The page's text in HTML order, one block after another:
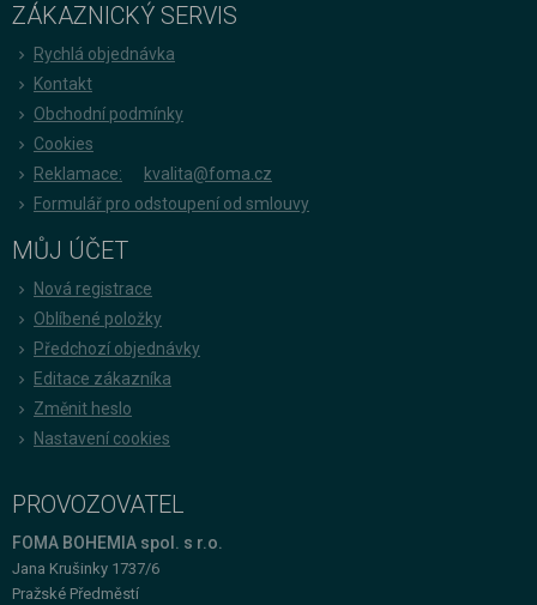
ZÁKAZNICKÝ SERVIS
Rychlá objednávka
Kontakt
Obchodní podmínky
Cookies
Reklamace:
kvalita@foma.cz
Formulář pro odstoupení od smlouvy
MŮJ ÚČET
Nová registrace
Oblíbené položky
Předchozí objednávky
Editace zákazníka
Změnit heslo
Nastavení cookies
PROVOZOVATEL
FOMA BOHEMIA spol. s r.o.
Jana Krušinky 1737/6
Pražské Předměstí